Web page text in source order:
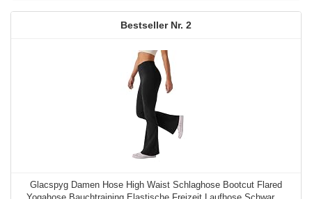
2
Glacspyg Damen Hose High Waist Schlaghose Bootcut Flared